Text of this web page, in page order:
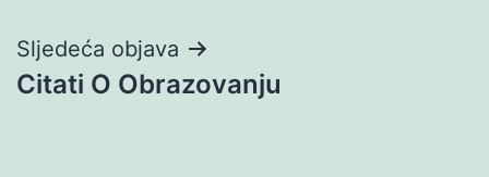
Sljedeća objava
Citati O Obrazovanju